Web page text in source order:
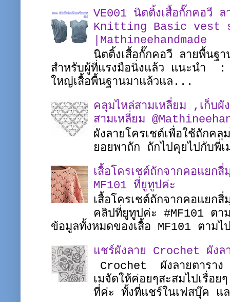
VE001 นิตติ้งเสื้อกั๊กคอวี
Knitting Basic vest
|Mathineehandmade
นิตติ้งเสื้อกั๊กคอวี ลายพื้นฐ
สำหรับผู้ที่แรงมือนิ่งแล้ว แนะนำ :
ใหญ่เสื้อพื้นฐานมาแล้วแล...
คลุมไหล่สามเหลี่ยม ,เก็บผั
สามเหลี่ยม
ผังลายโครเชต์เพื่อใช้ถักค
ยอยพาถัก ถักไปคุยไปกั
เสื้อโครเชต์ถักจากคอแย
MF101 ที่ยูทูปค่ะ
เสื้อโครเชต์ถักจากคอแยก
คลิปที่ยูทูปค่ะ #MF101 ต
ข้อมูลทั้งหมดของเสื้อ MF101 ตาม
แชร์ผังลาย Crochet ผังล
Crochet ผังลายตารา
เมจัดให้ค่อยๆสะสมไปเรื่อ
ที่ค่ะ ทั้งที่แชร์ในเฟสบุ๊ค